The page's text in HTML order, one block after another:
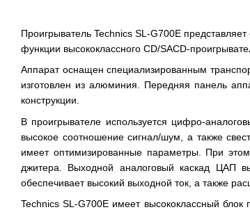
Проигрыватель Technics SL-G700E
функции высококлассного CD/SACD-
Аппарат оснащен специализированным
изготовлен из алюминия. Передняя панель
конструкции.
В проигрывателе используется цифро-
высокое соотношение сигнал/шум, а также
имеет оптимизированные параметры. При этом
джитера. Выходной аналоговый каскад ЦАП
обеспечивает высокий выходной ток, а также
Technics SL-G700E имеет высококлассный